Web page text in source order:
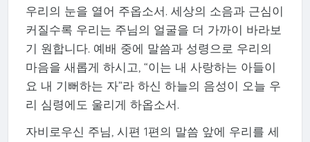
우리의 눈을 열어 주옵소서. 세상의 소음과 근심이
커질수록 우리는 주님의 얼굴을 더 가까이 바라보
기 원합니다. 예배 중에 말씀과 성령으로 우리의
마음을 새롭게 하시고, “이는 내 사랑하는 아들이
요 내 기뻐하는 자”라 하신 하늘의 음성이 오늘 우
리 심령에도 울리게 하옵소서.
자비로우신 주님, 시편 1편의 말씀 앞에 우리를 세